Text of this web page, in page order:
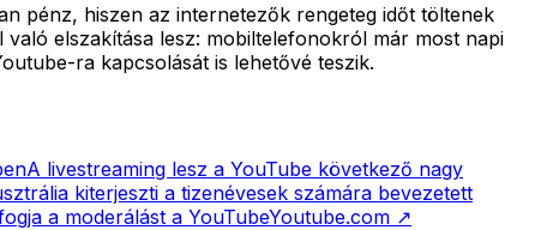
pénz, hiszen az internetezők rengeteg időt töltenek
elszakítása lesz: mobiltelefonokról már most napi
ra kapcsolását is lehetővé teszik.
A livestreaming lesz a YouTube következő nagy
kiterjeszti a tizenévesek számára bevezetett
a moderálást a YouTubeYoutube.com ↗